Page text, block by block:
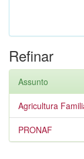
Refinar
Assunto
Agricultura
PRONAF